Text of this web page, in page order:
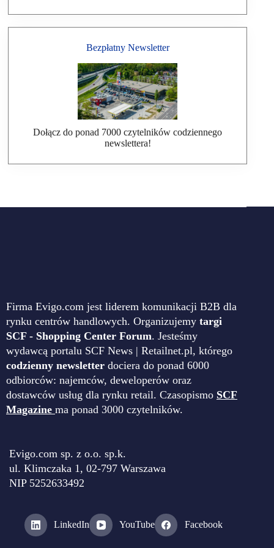
Bezpłatny Newsletter
Dołącz do ponad 7000 czytelników codziennego
newslettera!
Firma Evigo.com jest liderem komunikacji B2B dla
rynku centrów handlowych. Organizujemy targi
SCF - Shopping Center Forum. Jesteśmy
wydawcą portalu SCF News | Retailnet.pl, którego
codzienny newsletter dociera do ponad 6000
odbiorców: najemców, deweloperów oraz
dostawców usług dla rynku retail. Czasopismo SCF
Magazine ma ponad 3000 czytelników.
Evigo.com sp. z o.o. sp.k.
ul. Klimczaka 1, 02-797 Warszawa
NIP 5252633492
LinkedIn YouTube Facebook